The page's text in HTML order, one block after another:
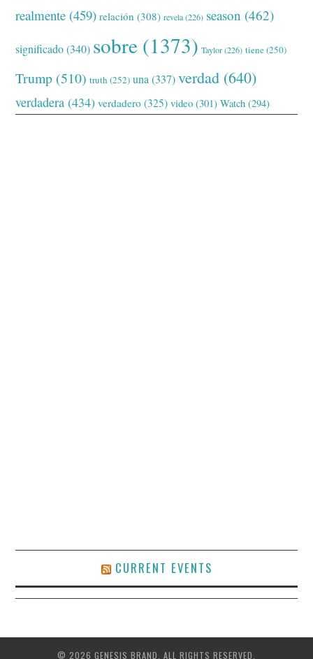
realmente (459) relación (308) revela(226) season (462)
significado(340) sobre (1373) Taylor(226) tiene(250)
Trump (510) truth (252) una (337) verdad (640)
verdadera (434) verdadero (325) video (301) Watch (294)
CURRENT EVENTS
© 2026 GENESIS BRAND. ALL RIGHTS RESERVED.